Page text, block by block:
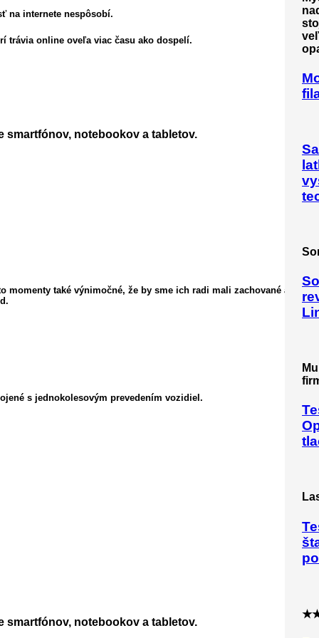
na internete nespôsobí.
trávia online oveľa viac času ako dospelí.
notebookov a tabletov.
také výnimočné, že by sme ich radi mali zachované a stále
s jednokolesovým prevedením vozidiel.
notebookov a tabletov.